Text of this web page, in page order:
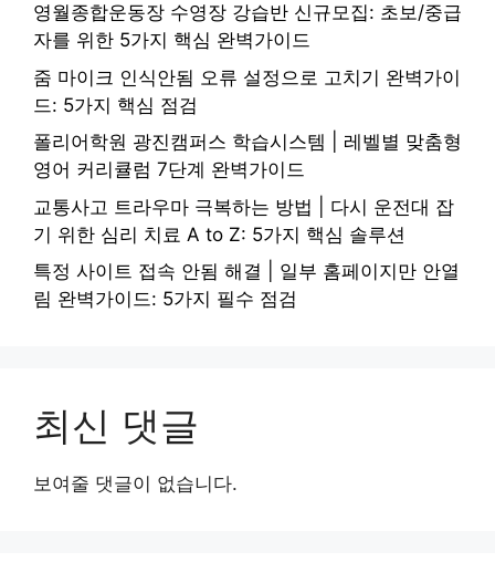
영월종합운동장 수영장 강습반 신규모집: 초보/중급
자를 위한 5가지 핵심 완벽가이드
줌 마이크 인식안됨 오류 설정으로 고치기 완벽가이
드: 5가지 핵심 점검
폴리어학원 광진캠퍼스 학습시스템 | 레벨별 맞춤형
영어 커리큘럼 7단계 완벽가이드
교통사고 트라우마 극복하는 방법 | 다시 운전대 잡
기 위한 심리 치료 A to Z: 5가지 핵심 솔루션
특정 사이트 접속 안됨 해결 | 일부 홈페이지만 안열
림 완벽가이드: 5가지 필수 점검
최신 댓글
보여줄 댓글이 없습니다.